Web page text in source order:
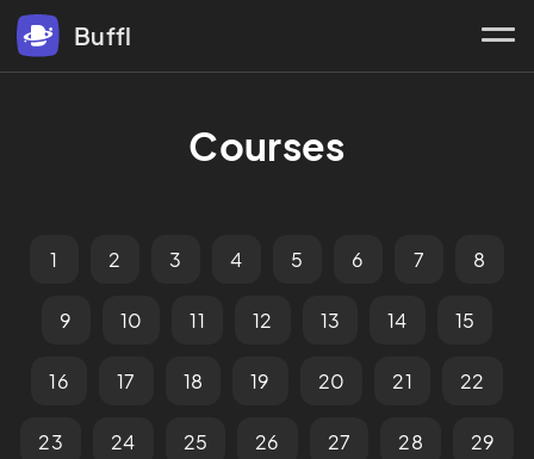
Buffl
Courses
1 2 3 4 5 6 7 8
9 10 11 12 13 14 15
16 17 18 19 20 21 22
23 24 25 26 27 28 29